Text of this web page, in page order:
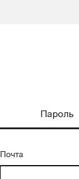
Пароль
Почта